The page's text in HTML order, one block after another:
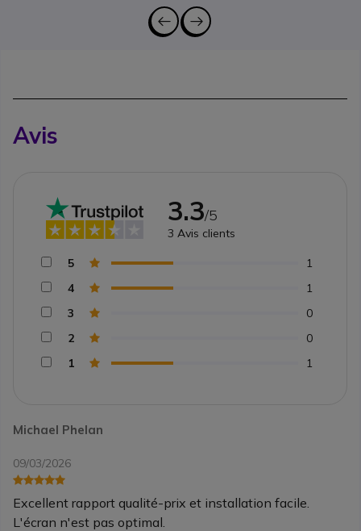
Avis
Michael Phelan
09/03/2026
Excellent rapport qualité-prix et installation facile.
L'écran n'est pas optimal.
3.3/5
3 Avis clients
5
1
4
1
3
0
2
0
1
1